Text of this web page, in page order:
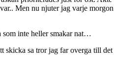
Men nu njuter jag varje
som inte heller smakar nat…
skicka sa tror jag far overga till